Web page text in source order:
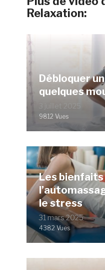
Relaxation:
Débloquer
quelques
3 juillet 2025
9812 Vues
Les bienfaits
le stress
31 mars 2025
4382 Vues